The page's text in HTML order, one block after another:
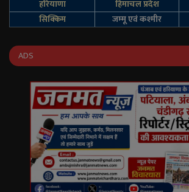
हरियाणा
हिमाचल प्रदेश
सिक्किम
जम्‍मू एवं कश्‍मीर
ADS